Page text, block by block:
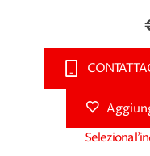
Seleziona